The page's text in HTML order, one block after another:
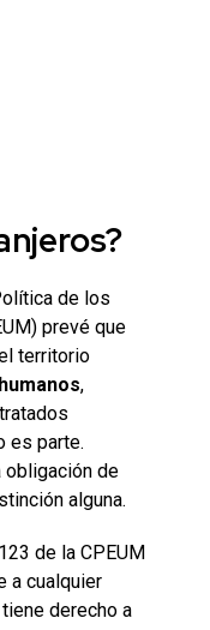
?
de los
prevé que
territorio
,
es parte.
obligación de
alguna.
de la CPEUM
a cualquier
derecho a